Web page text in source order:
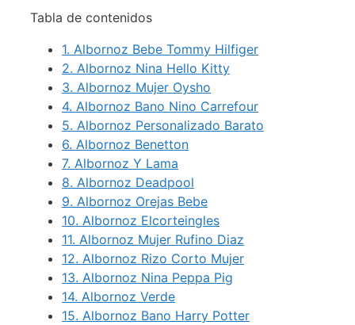
Tabla de contenidos
1. Albornoz Bebe Tommy Hilfiger
2. Albornoz Nina Hello Kitty
3. Albornoz Mujer Oysho
4. Albornoz Bano Nino Carrefour
5. Albornoz Personalizado Barato
6. Albornoz Benetton
7. Albornoz Y Lama
8. Albornoz Deadpool
9. Albornoz Orejas Bebe
10. Albornoz Elcorteingles
11. Albornoz Mujer Rufino Diaz
12. Albornoz Rizo Corto Mujer
13. Albornoz Nina Peppa Pig
14. Albornoz Verde
15. Albornoz Bano Harry Potter